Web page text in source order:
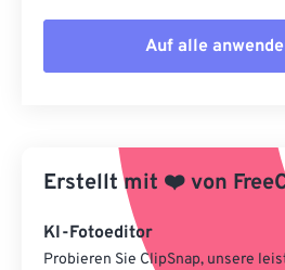
Auf alle
Aus Vorgabe anwenden
Als Vorgabe speichern
Erstellt mit ❤️von
KI-Fotoeditor
Probieren Sie ClipSnap, unsere